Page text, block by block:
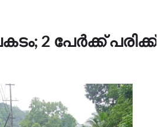
2 പേര്‍ക്ക് പരിക്ക്